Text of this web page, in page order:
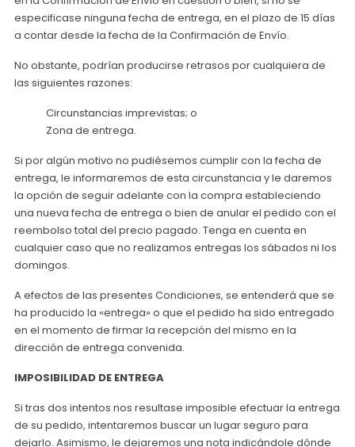
especificase ninguna fecha de entrega, en el plazo de 15 días
a contar desde la fecha de la Confirmación de Envío.
No obstante, podrían producirse retrasos por cualquiera de
las siguientes razones:
Circunstancias imprevistas; o
Zona de entrega.
Si por algún motivo no pudiésemos cumplir con la fecha de
entrega, le informaremos de esta circunstancia y le daremos
la opción de seguir adelante con la compra estableciendo
una nueva fecha de entrega o bien de anular el pedido con el
reembolso total del precio pagado. Tenga en cuenta en
cualquier caso que no realizamos entregas los sábados ni los
domingos.
A efectos de las presentes Condiciones, se entenderá que se
ha producido la «entrega» o que el pedido ha sido entregado
en el momento de firmar la recepción del mismo en la
dirección de entrega convenida.
IMPOSIBILIDAD DE ENTREGA
Si tras dos intentos nos resultase imposible efectuar la entrega
de su pedido, intentaremos buscar un lugar seguro para
dejarlo. Asimismo, le dejaremos una nota indicándole dónde